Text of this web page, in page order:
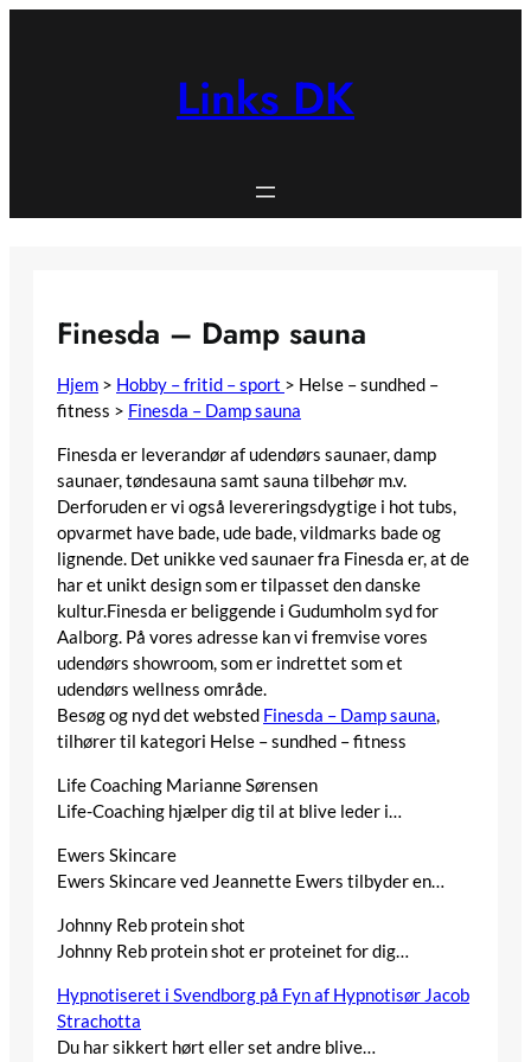
Links DK
Finesda – Damp sauna
Hjem > Hobby – fritid – sport > Helse – sundhed –
fitness > Finesda – Damp sauna
Finesda er leverandør af udendørs saunaer, damp
saunaer, tøndesauna samt sauna tilbehør m.v.
Derforuden er vi også levereringsdygtige i hot tubs,
opvarmet have bade, ude bade, vildmarks bade og
lignende. Det unikke ved saunaer fra Finesda er, at de
har et unikt design som er tilpasset den danske
kultur.Finesda er beliggende i Gudumholm syd for
Aalborg. På vores adresse kan vi fremvise vores
udendørs showroom, som er indrettet som et
udendørs wellness område.
Besøg og nyd det websted Finesda – Damp sauna
tilhører til kategori Helse – sundhed – fitness
Life Coaching Marianne Sørensen
Life-Coaching hjælper dig til at blive leder i…
Ewers Skincare
Ewers Skincare ved Jeannette Ewers tilbyder en…
Johnny Reb protein shot
Johnny Reb protein shot er proteinet for dig…
Hypnotiseret i Svendborg på Fyn af Hypnotisør Jacob
Strachotta
Du har sikkert hørt eller set andre blive…